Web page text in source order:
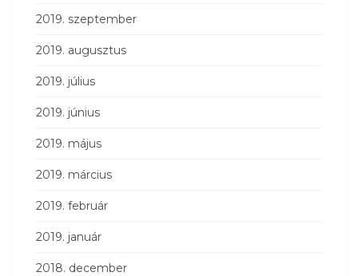
2019. szeptember
2019. augusztus
2019. július
2019. június
2019. május
2019. március
2019. február
2019. január
2018. december